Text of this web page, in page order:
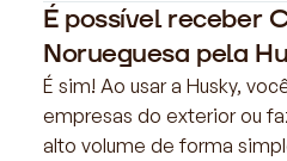
É possível receber
Norueguesa pela
É sim! Ao usar a Husky,
empresas do exterior ou
alto volume de forma